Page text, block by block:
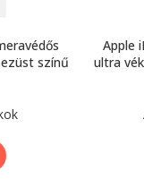
színű
Apple
ultra